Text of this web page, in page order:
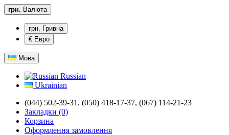
грн. Валюта
грн. Гривна
€ Евро
Мова
Russian
Ukrainian
(044) 502-39-31, (050) 418-17-37, (067) 114-21-23
Закладки (0)
Корзина
Оформлення замовлення